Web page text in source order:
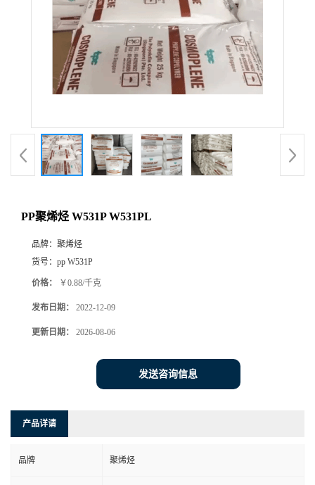
PP聚烯烃 W531P W531PL
品牌： 聚烯烃
货号： pp W531P
价格： ￥0.88/千克
发布日期： 2022-12-09
更新日期： 2026-08-06
发送咨询信息
产品详请
品牌 聚烯烃